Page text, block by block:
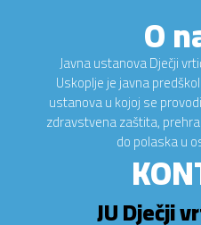
O
Javna ustanova Dječji
Uskoplje je javna
ustanova u kojoj se
zdravstvena zaštita,
do polaska u
JU Dječji